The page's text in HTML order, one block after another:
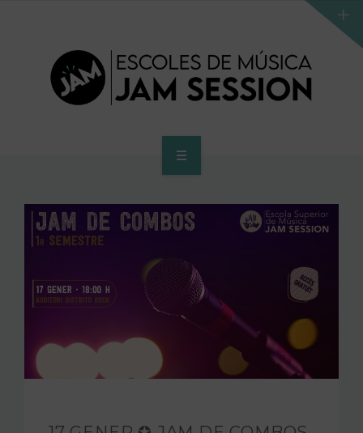
ESCOLA
PROGRAMA D’ACCÉS AL SUPERIOR
FUNDACIÓ JAM